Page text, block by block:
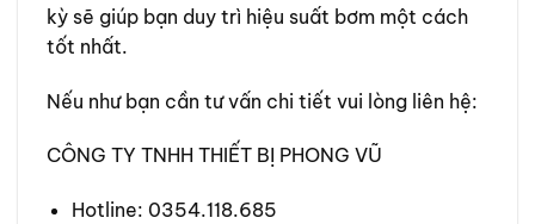
kỳ sẽ giúp bạn duy trì hiệu suất bơm một cách
tốt nhất.
Nếu như bạn cần tư vấn chi tiết vui lòng liên hệ:
CÔNG TY TNHH THIẾT BỊ PHONG VŨ
Hotline: 0354.118.685